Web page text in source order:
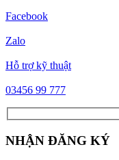
Facebook
Zalo
Hỗ trợ kỹ thuật
03456 99 777
NHẬN ĐĂNG KÝ